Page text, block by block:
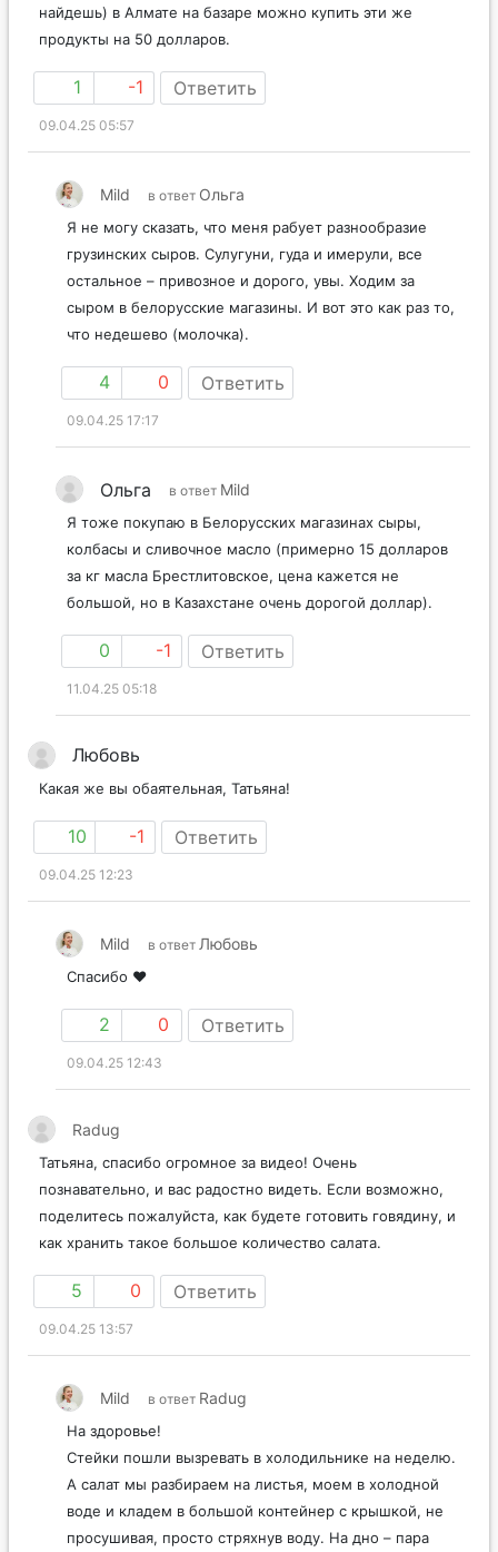
найдешь) в Алмате на базаре можно купить эти же
продукты на 50 долларов.
1 -1 Ответить
09.04.25 05:57
Mild в ответ Ольга
Я не могу сказать, что меня рабует разнообразие
грузинских сыров. Сулугуни, гуда и имерули, все
остальное – привозное и дорого, увы. Ходим за
сыром в белорусские магазины. И вот это как раз то,
что недешево (молочка).
4 0 Ответить
09.04.25 17:17
Ольга в ответ Mild
Я тоже покупаю в Белорусских магазинах сыры,
колбасы и сливочное масло (примерно 15 долларов
за кг масла Брестлитовское, цена кажется не
большой, но в Казахстане очень дорогой доллар).
0 -1 Ответить
11.04.25 05:18
Любовь
Какая же вы обаятельная, Татьяна!
10 -1 Ответить
09.04.25 12:23
Mild в ответ Любовь
Спасибо ❤️
2 0 Ответить
09.04.25 12:43
Radug
Татьяна, спасибо огромное за видео! Очень
познавательно, и вас радостно видеть. Если возможно,
поделитесь пожалуйста, как будете готовить говядину, и
как хранить такое большое количество салата.
5 0 Ответить
09.04.25 13:57
Mild в ответ Radug
На здоровье!
Стейки пошли вызревать в холодильнике на неделю.
А салат мы разбираем на листья, моем в холодной
воде и кладем в большой контейнер с крышкой, не
просушивая, просто стряхнув воду. На дно – пара